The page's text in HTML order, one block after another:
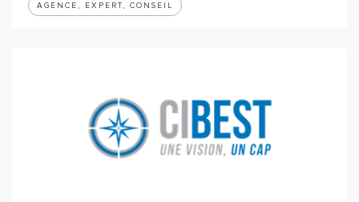
AGENCE, EXPERT, CONSEIL